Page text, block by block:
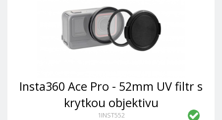
Insta360 Ace Pro - 52mm UV filtr s
krytkou objektivu
1INST552